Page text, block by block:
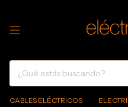
CABLES ELÉCTRICOS